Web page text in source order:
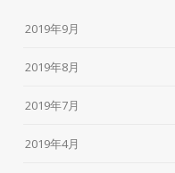
2019年9月
2019年8月
2019年7月
2019年4月